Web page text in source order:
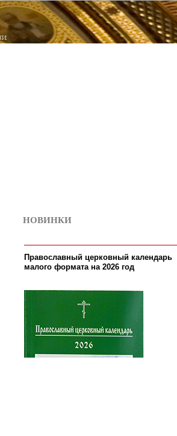
НОВИНКИ
Православный церковный календарь
малого формата на 2026 год